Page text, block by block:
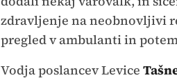
zdravljenje na neobnovljivi
pregled v ambulanti in
Vodja poslancev Levice